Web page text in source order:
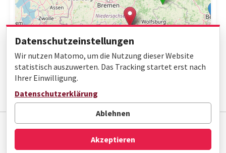
Impressum Datenschutz
Barrierefreiheit
© Gottfried Wilhelm Leibniz Bibliothek
Datenschutzeinstellungen
Wir nutzen Matomo, um die Nutzung dieser Website
statistisch auszuwerten. Das Tracking startet erst nach
Ihrer Einwilligung.
Datenschutzerklärung
Ablehnen
Akzeptieren